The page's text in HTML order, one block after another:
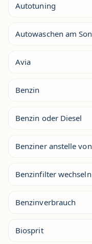
Autotuning
Autowaschen am
Avia
Benzin
Benzin oder Diesel
Benziner anstelle
Benzinfilter wechseln
Benzinverbrauch
Biosprit